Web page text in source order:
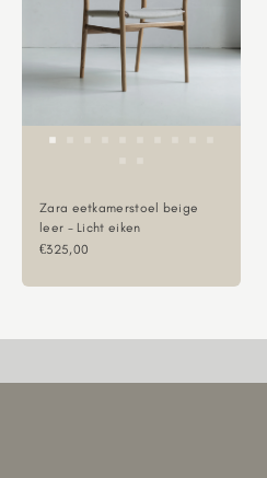
Zara eetkamerstoel beige
leer - Licht eiken
Aanbiedingsprijs
€325,00